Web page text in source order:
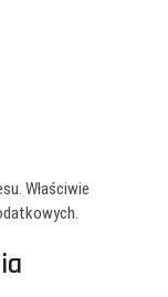
Właściwie